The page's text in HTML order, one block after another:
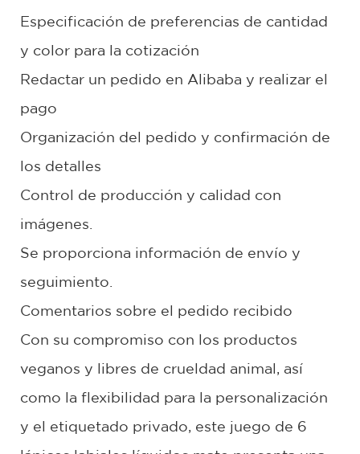
Especificación de preferencias de cantidad
y color para la cotización
Redactar un pedido en Alibaba y realizar el
pago
Organización del pedido y confirmación de
los detalles
Control de producción y calidad con
imágenes.
Se proporciona información de envío y
seguimiento.
Comentarios sobre el pedido recibido
Con su compromiso con los productos
veganos y libres de crueldad animal, así
como la flexibilidad para la personalización
y el etiquetado privado, este juego de 6